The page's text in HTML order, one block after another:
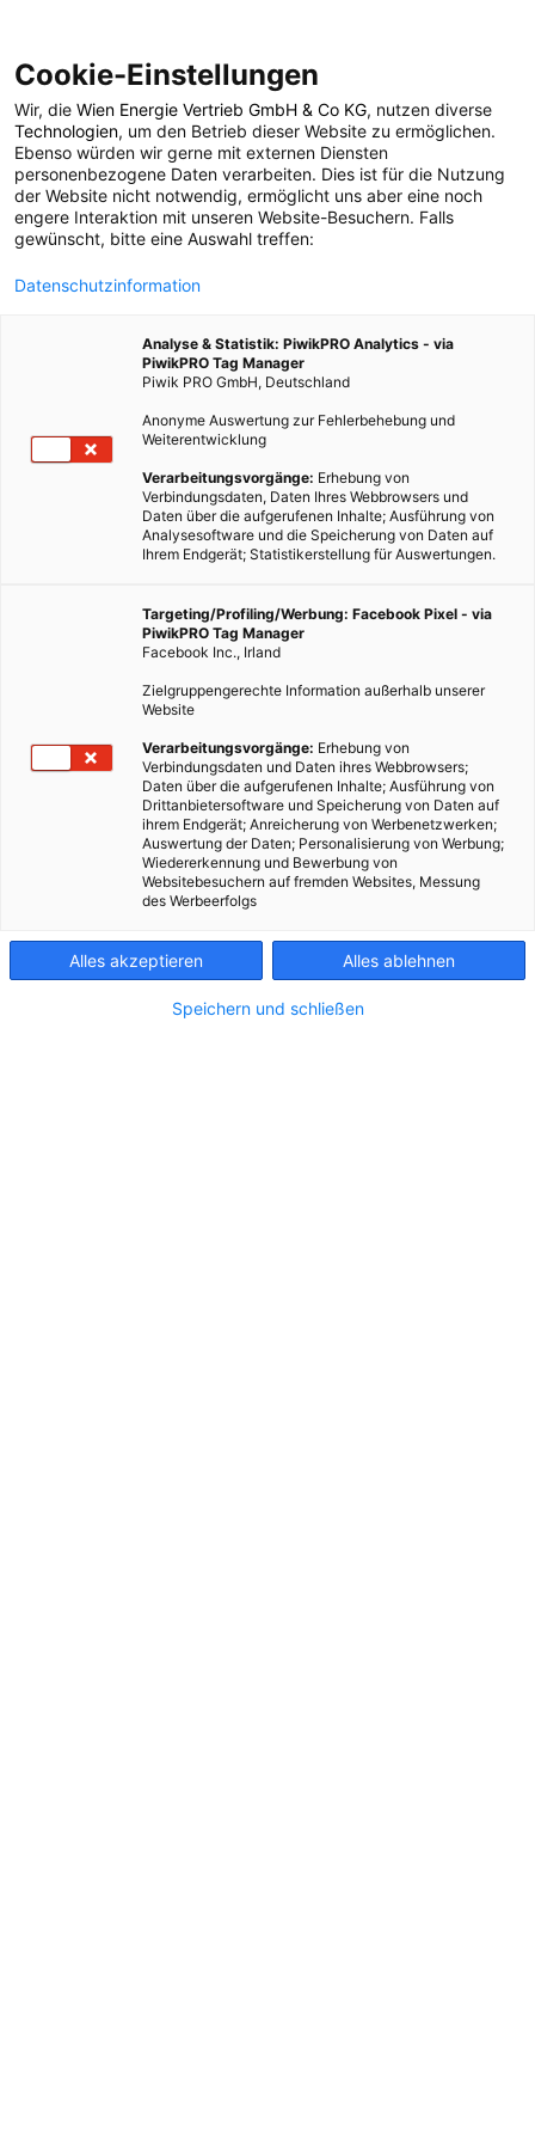
POSTS BY TAG
Horizontalbohrungen
1 BEITRAG
Cookie-Einstellungen
Wir, die Wien Energie Vertrieb GmbH & Co KG, nutzen diverse
Technologien, um den Betrieb dieser Website zu ermöglichen.
Ebenso würden wir gerne mit externen Diensten
personenbezogene Daten verarbeiten. Dies ist für die Nutzung
der Website nicht notwendig, ermöglicht uns aber eine noch
engere Interaktion mit unseren Website-Besuchern. Falls
gewünscht, bitte eine Auswahl treffen:
Datenschutzinformation
Analyse & Statistik: PiwikPRO Analytics - via
PiwikPRO Tag Manager
Piwik PRO GmbH, Deutschland
Anonyme Auswertung zur Fehlerbehebung und
Weiterentwicklung
Verarbeitungsvorgänge: Erhebung von
Verbindungsdaten, Daten Ihres Webbrowsers und
Daten über die aufgerufenen Inhalte; Ausführung von
Analysesoftware und die Speicherung von Daten auf
Ihrem Endgerät; Statistikerstellung für Auswertungen.
Targeting/Profiling/Werbung: Facebook Pixel - via
PiwikPRO Tag Manager
Facebook Inc., Irland
Zielgruppengerechte Information außerhalb unserer
Website
Verarbeitungsvorgänge: Erhebung von
Verbindungsdaten und Daten ihres Webbrowsers;
Daten über die aufgerufenen Inhalte; Ausführung von
Drittanbietersoftware und Speicherung von Daten auf
ihrem Endgerät; Anreicherung von Werbenetzwerken;
Auswertung der Daten; Personalisierung von Werbung;
Wiedererkennung und Bewerbung von
Websitebesuchern auf fremden Websites, Messung
des Werbeerfolgs
Alles akzeptieren Alles ablehnen
Speichern und schließen